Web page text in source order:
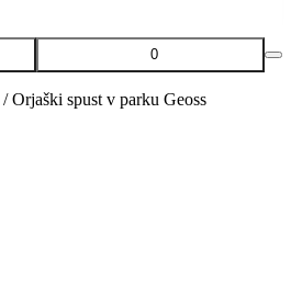
0
/Orjaški spust v parku Geoss